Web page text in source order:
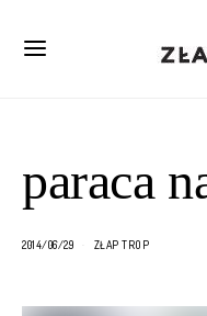
paraca
2014/06/29 ZŁAP TROP